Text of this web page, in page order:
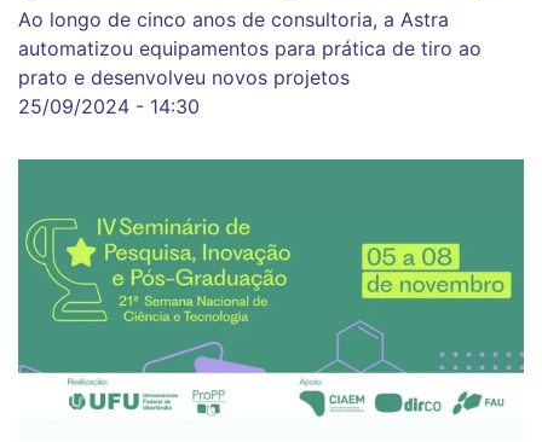
Ao longo de cinco anos de consultoria, a Astra
automatizou equipamentos para prática de tiro ao
prato e desenvolveu novos projetos
25/09/2024 - 14:30